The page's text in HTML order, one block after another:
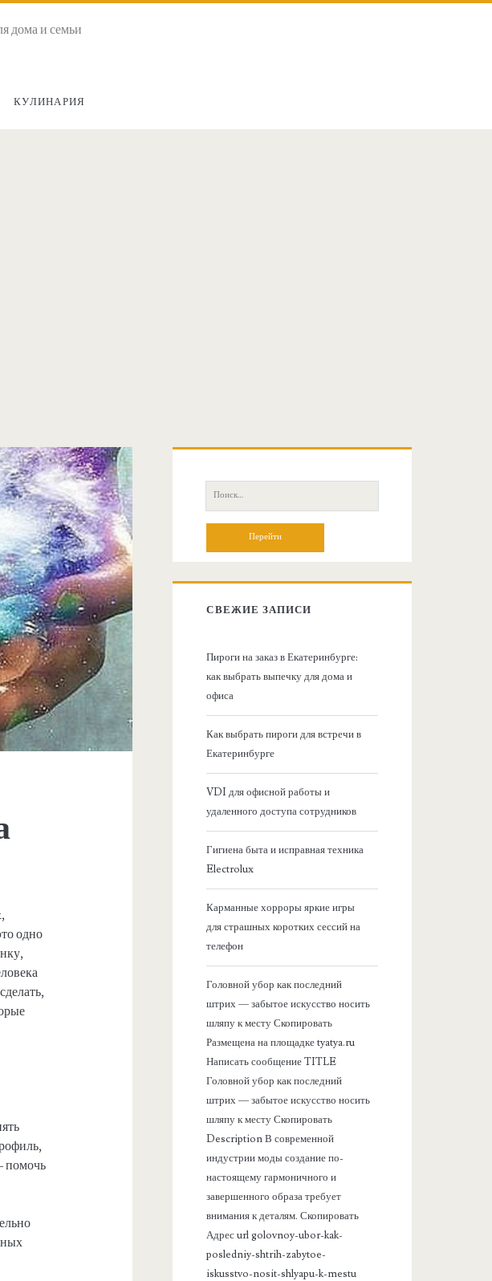
дома и семьи
КУЛИНАРИЯ
одно
помочь
о
П
о
:
СВЕЖИЕ ЗАПИСИ
Пироги на заказ в Екатеринбурге:
как выбрать выпечку для дома и
офиса
Как выбрать пироги для встречи в
Екатеринбурге
VDI для офисной работы и
удаленного доступа сотрудников
Гигиена быта и исправная техника
Electrolux
Карманные хорроры яркие игры
для страшных коротких сессий на
телефон
Головной убор как последний
штрих — забытое искусство носить
шляпу к месту Скопировать
Размещена на площадке tyatya.ru
Написать сообщение TITLE
Головной убор как последний
штрих — забытое искусство носить
шляпу к месту Скопировать
Description В современной
индустрии моды создание по-
настоящему гармоничного и
завершенного образа требует
внимания к деталям. Скопировать
Адрес url golovnoy-ubor-kak-
posledniy-shtrih-zabytoe-
iskusstvo-nosit-shlyapu-k-mestu